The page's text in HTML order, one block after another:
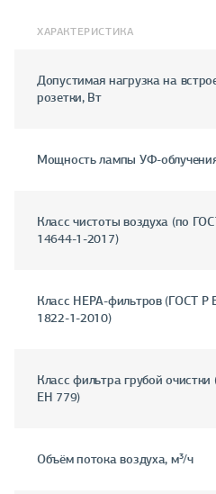
ХАРАКТЕРИСТИКА
Допустимая нагрузка на
розетки, Вт
Мощность лампы УФ-
Класс чистоты воздуха (по
14644-1-2017)
Класс HEPA-фильтров (ГОСТ Р
1822-1-2010)
Класс фильтра грубой
ЕН 779)
Объём потока воздуха, м³/ч